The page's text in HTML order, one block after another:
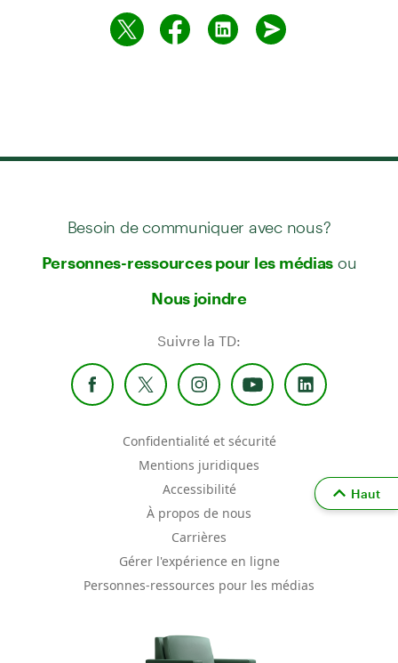
Besoin de communiquer avec nous?
Personnes-ressources pour les médias ou
Nous joindre
Suivre la TD:
Confidentialité et sécurité
Mentions juridiques
Accessibilité
À propos de nous
Carrières
Gérer l'expérience en ligne
Personnes-ressources pour les médias
Haut